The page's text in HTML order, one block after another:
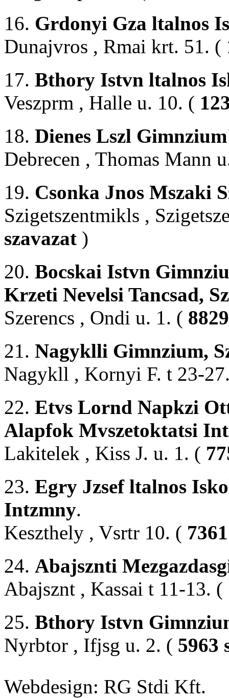
16. Grdonyi Gza ltalnos
Dunajvros , Rmai krt. 51. (
17. Bthory Istvn ltalnos
Veszprm , Halle u. 10. (
18. Dienes Lszl
Debrecen , Thomas Mann
19. Csonka Jnos Mszaki
Szigetszentmikls ,
szavazat )
20. Bocskai Istvn
Krzeti Nevelsi Tancsad,
Szerencs , Ondi u. 1. (
21. Nagyklli Gimnzium,
Nagykll , Kornyi F. t 23-
22. Etvs Lornd Napkzi
Alapfok Mvszetoktatsi
Lakitelek , Kiss J. u. 1. (
23. Egry Jzsef ltalnos
Intzmny.
Keszthely , Vsrtr 10. (
24. Abajsznti
Abajsznt , Kassai t 11-13. (
25. Bthory Istvn
Nyrbtor , Ifjsg u. 2. ( 5963
Webdesign: RG Stdi Kft.